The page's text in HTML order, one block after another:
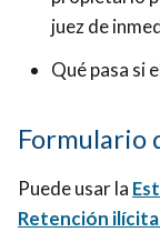
juez de
Qué pasa si
Formulario
Puede usar la
Retención